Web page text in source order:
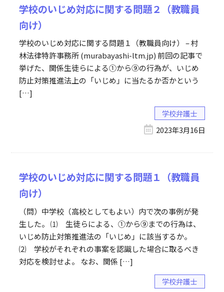
学校のいじめ対応に関する問題２（教職員
向け）
学校のいじめ対応に関する問題１（教職員向け） – 村
林法律特許事務所 (murabayashi-ltm.jp) 前回の記事で
挙げた、関係生徒らによる①から⑨の行為が、いじめ
防止対策推進法上の「いじめ」に当たるか否かという
[…]
学校弁護士
2023年3月16日
学校のいじめ対応に関する問題１（教職員
向け）
（問）中学校（高校としてもよい）内で次の事例が発
生した。 ⑴ 生徒らによる、①から⑨までの行為は、
いじめ防止対策推進法の「いじめ」に該当するか。
⑵ 学校がそれぞれの事案を認識した場合に取るべき
対応を検討せよ。 なお、関係 […]
学校弁護士